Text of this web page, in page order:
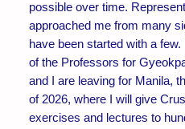
possible over time.
approached me from many
have been started with a
of the Professors for
and I are leaving for Manila,
of 2026, where I will give
exercises and lectures to